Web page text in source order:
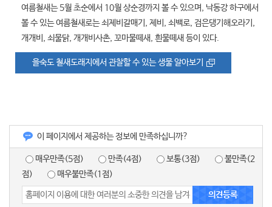
여름철새는 5월 초순에서 10월 상순경까지 볼 수 있으며, 낙동강 하구에서
볼 수 있는 여름철새로는 쇠제비갈매기, 제비, 쇠백로, 검은댕기해오라기,
개개비, 쇠물닭, 개개비사촌, 꼬마물떼새, 흰물떼새 등이 있다.
을숙도 철새도래지에서 관찰할 수 있는 생물 알아보기
이 페이지에서 제공하는 정보에 만족하십니까?
매우만족(5점) 만족(4점) 보통(3점)
점)
매우불만족(1점)